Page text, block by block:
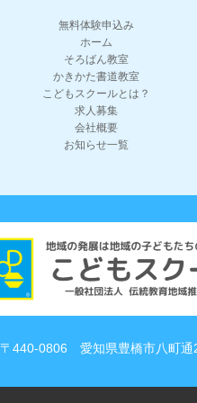
無料体験申込み
ホーム
そろばん教室
かきかた書道教室
こどもスクールとは？
求人募集
会社概要
お知らせ一覧
〒440-0806 愛知県豊橋市八町通